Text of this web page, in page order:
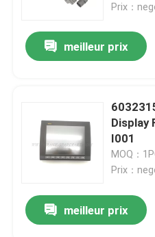
Prix：
meilleur prix
Display
I001
MOQ：
Prix：
meilleur prix